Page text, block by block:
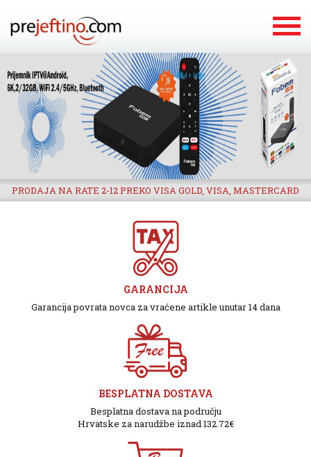
PRODAJA NA RATE 2-12 PREKO VISA GOLD, VISA, MASTERCARD
GARANCIJA
Garancija povrata novca za vraćene artikle unutar 14 dana
BESPLATNA DOSTAVA
Besplatna dostava na području
Hrvatske za narudžbe iznad 132.72€